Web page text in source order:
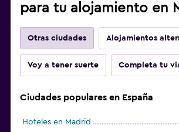
para tu alojamiento en
Otras ciudades Alojamientos
Voy a tener suerte Completa tu
Ciudades populares en España
Hoteles en Madrid